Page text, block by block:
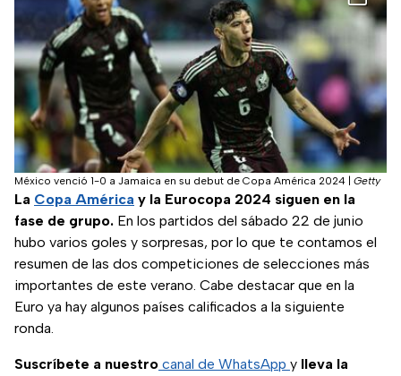
México venció 1-0 a Jamaica en su debut de Copa América 2024 Getty
La Copa América y la Eurocopa 2024 siguen en la
fase de grupo. En los partidos del sábado 22 de junio
hubo varios goles y sorpresas, por lo que te contamos el
resumen de las dos competiciones de selecciones más
importantes de este verano. Cabe destacar que en la
Euro ya hay algunos países calificados a la siguiente
ronda.
Suscríbete a nuestro canal de WhatsApp y lleva la